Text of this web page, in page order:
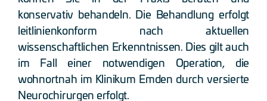
konservativ behandeln. Die Behandlung erfolgt
leitlinienkonform nach aktuellen
wissenschaftlichen Erkenntnissen. Dies gilt auch
im Fall einer notwendigen Operation, die
wohnortnah im Klinikum Emden durch versierte
Neurochirurgen erfolgt.